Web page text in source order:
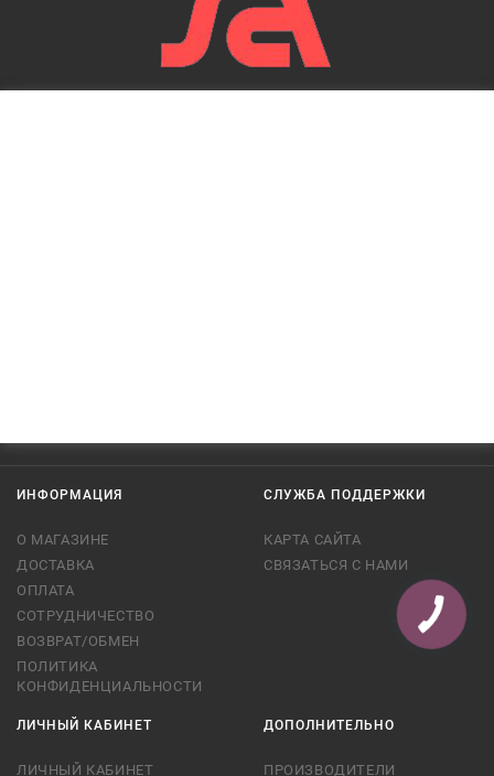
ИНФОРМАЦИЯ
О МАГАЗИНЕ
ДОСТАВКА
ОПЛАТА
СОТРУДНИЧЕСТВО
ВОЗВРАТ/ОБМЕН
ПОЛИТИКА
КОНФИДЕНЦИАЛЬНОСТИ
СЛУЖБА ПОДДЕРЖКИ
КАРТА САЙТА
СВЯЗАТЬСЯ С НАМИ
ЛИЧНЫЙ КАБИНЕТ
ЛИЧНЫЙ КАБИНЕТ
ДОПОЛНИТЕЛЬНО
ПРОИЗВОДИТЕЛИ